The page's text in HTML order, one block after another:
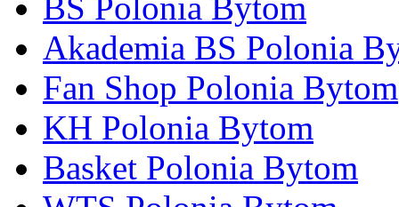
Akademia BS Polonia
Fan Shop Polonia Bytom
KH Polonia Bytom
Basket Polonia Bytom